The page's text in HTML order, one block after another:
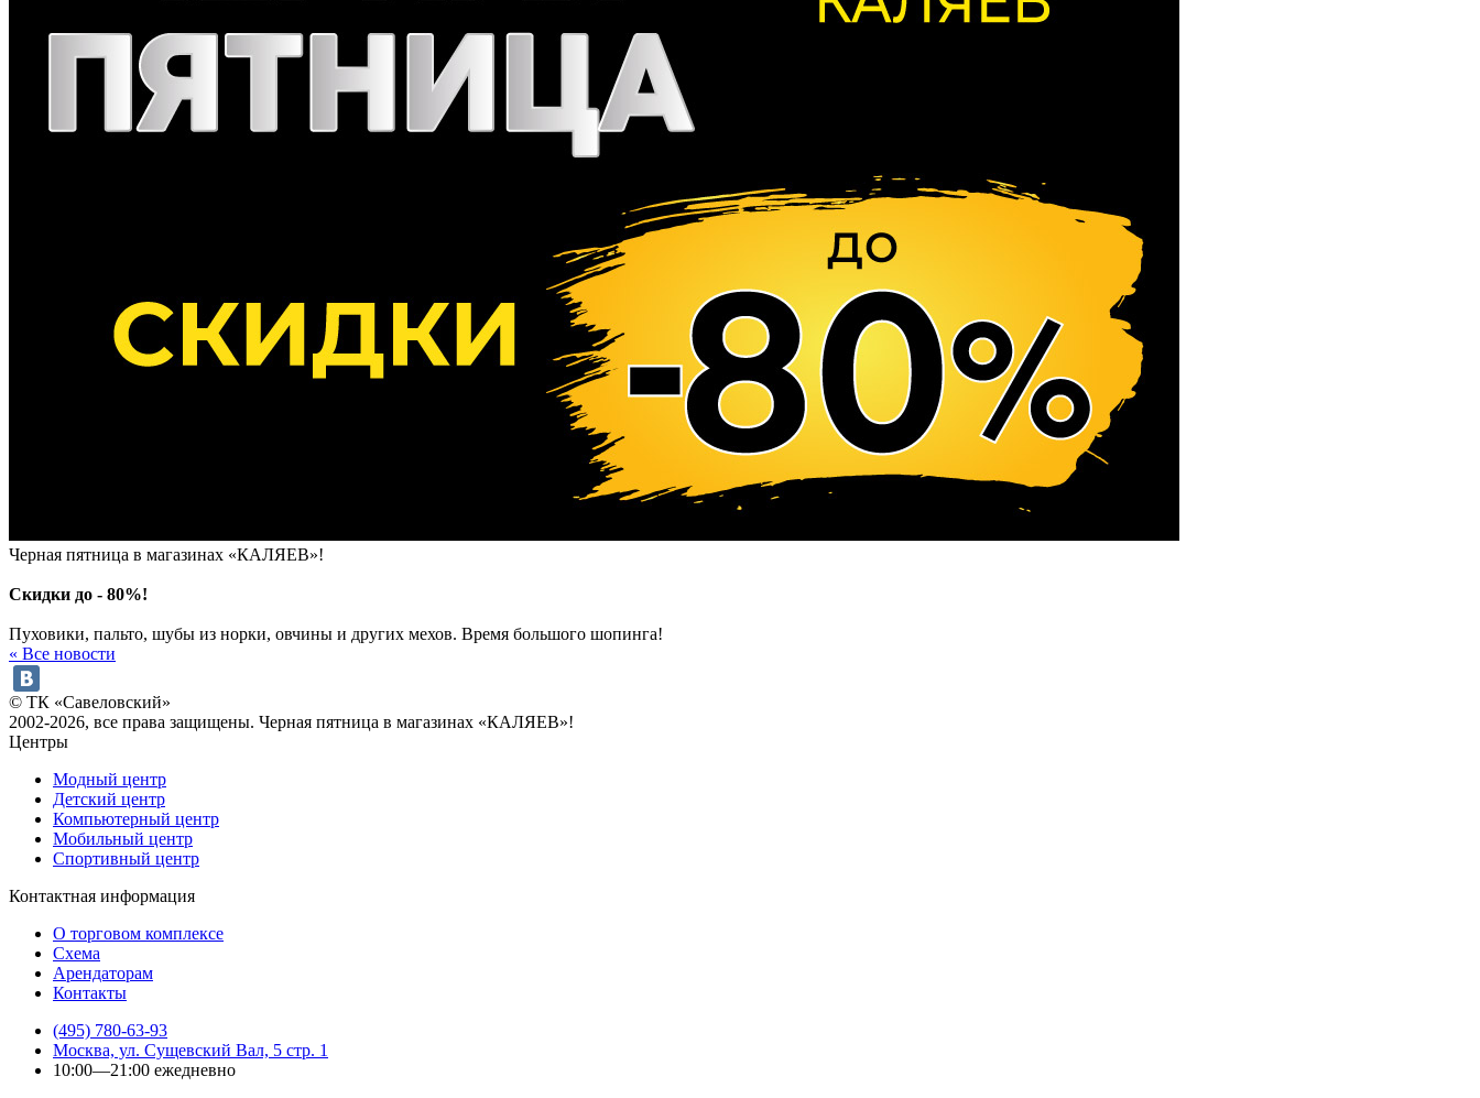
Черная пятница в магазинах «КАЛЯЕВ»!
Скидки до - 80%!
Пуховики, пальто, шубы из норки, овчины и других мехов. Время большого шопинга!
« Все новости
© ТК «Савеловский»
2002-2026, все права защищены. Черная пятница в магазинах «КАЛЯЕВ»!
Центры
Модный центр
Детский центр
Компьютерный центр
Мобильный центр
Спортивный центр
Контактная информация
О торговом комплексе
Схема
Арендаторам
Контакты
(495) 780-63-93
Москва, ул. Сущевский Вал, 5 стр. 1
10:00—21:00 ежедневно